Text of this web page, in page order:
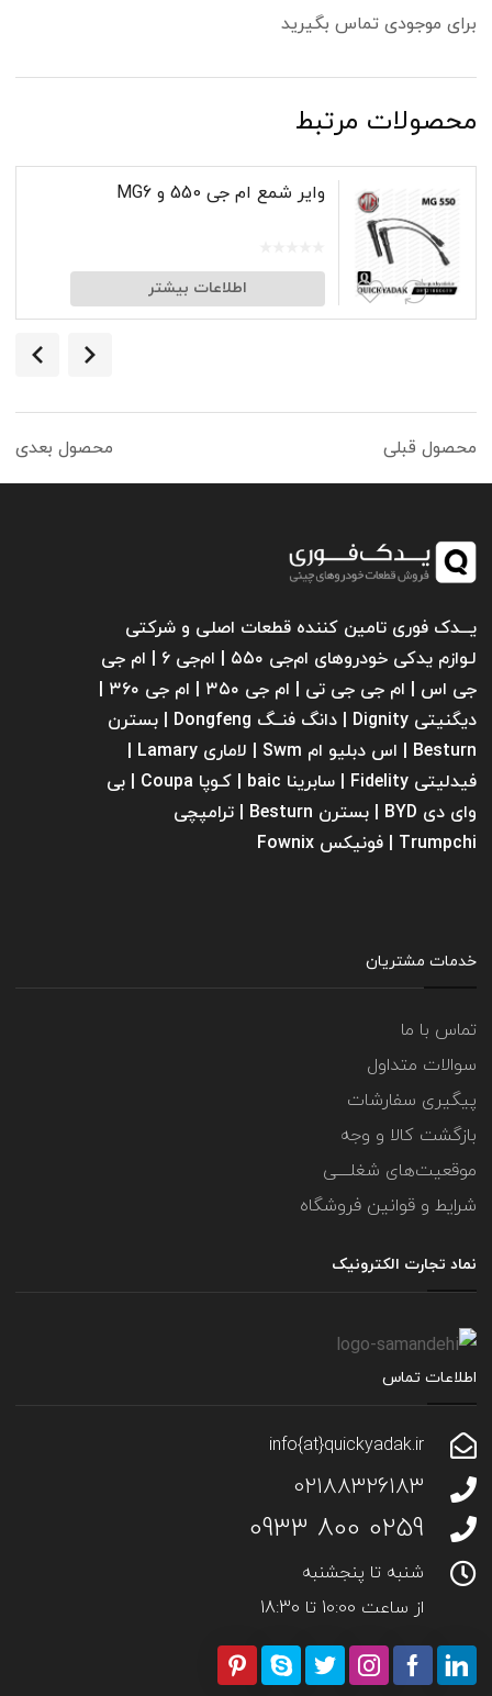
برای موجودی تماس بگیرید
محصولات مرتبط
وایر شمع ام جی 550 و MG6
اطلاعات بیشتر
محصول قبلی محصول بعدی
یـــدک فوری تامین کننده قطعات اصلی و شرکتی
لـوازم یدکی خودروهای ام‌جی ۵۵۰ | ام‌جی ۶ | ام جی
دیگنیتی Dignity | دانگ فنــگ Dongfeng | بسترن
فیدلیتی Fidelity | سابرینا ‌baic | کـوپا Coupa | بی
وای دی BYD | بسترن Besturn | ترامپچی
Trumpchi | فونیکس Fownix
خدمات مشتریان
تماس با ما
سوالات متداول
پیگیری سفارشات
بازگشت کالا و وجه
موقعیت‌های شغلــــی
شرایط و قوانین فروشگاه
نماد تجارت الکترونیک
اطلاعات تماس
info{at}quickyadak.ir
02188326183
0259 800 0933
شنبه تا پنجشنبه
از ساعت 10:00 تا 18:30